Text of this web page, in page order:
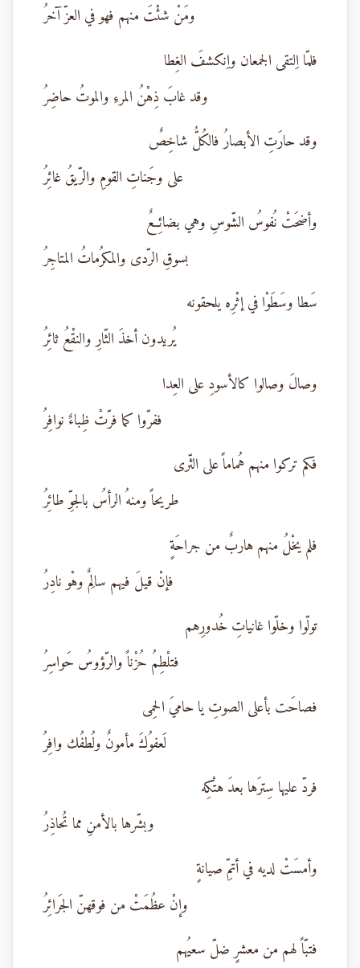
ومَنْ شئْتَ منهم فهو في العزّ آخرُ
فلمّا اِلتقى الجمعان واِنكشفَ الغِطا
وقد غابَ ذِهْنُ المرءِ والموتُ حاضِرُ
وقد حارَتِ الأبصارُ فالكُلُّ شاخِصٌ
على وجَناتِ القومِ والرّيقُ غائِرُ
وأضحَتْ نُفوسُ الشّوسِ وهي بضائِعٌ
بسوقِ الرّدى والمكرُماتُ المتاجِرُ
سَطا وسَطَوْا في إثْرِه يلحقونه
يُريدون أخذَ الثّارِ والنقْعُ ثائِرُ
وصالَ وصالوا كالأسودِ على العِدا
ففرّوا كما فرّتْ ظِباءٌ نوافِرُ
فكم تركوا منهم هُماماً على الثّرى
طريحاً ومنهُ الرأسُ بالجوِّ طائِرُ
فلم يخْلُ منهم هاربٌ من جراحَةٍ
فإنْ قيلَ فيهم سالِمٌ وهْو نادِرُ
تولّوا وخلّوا غانياتِ خُدورِهم
فتلْطِمُ حُزْناً والرّؤوسُ حَواسِرُ
فصاحَت بأعلى الصوتِ يا حاميَ الحِمى
لَعفوُكَ مأمونٌ ولُطفُك وافِرُ
فردّ عليها سِترَها بعدَ هتْكِه
وبشّرها بالأمنِ مما تُحاذِرُ
وأمسَتْ لديه في أتمِّ صيانةٍ
وإنْ عظُمَتْ من فوقهنّ الجَرائِرُ
فتبّاً لهم من معشرٍ ضلّ سعيُهم